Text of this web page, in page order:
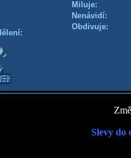
Miluje:
Nenávidí:
Obdivuje:
Slevy do